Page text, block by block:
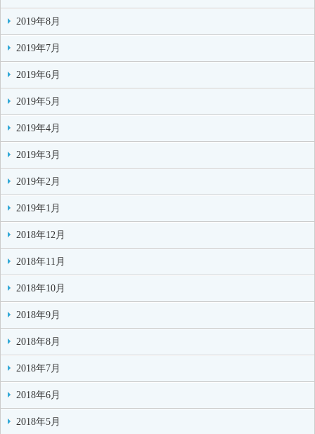
2019年8月
2019年7月
2019年6月
2019年5月
2019年4月
2019年3月
2019年2月
2019年1月
2018年12月
2018年11月
2018年10月
2018年9月
2018年8月
2018年7月
2018年6月
2018年5月